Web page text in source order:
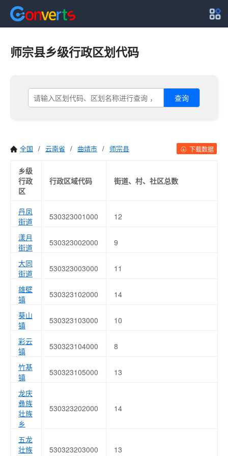
师宗县乡级行政区划代码
查询
全国 / 云南省 / 曲靖市 / 师宗县 下载数据
乡级
行政
区
行政区域代码 街道、村、社区总数
丹凤
街道
530323001000 12
漾月
街道
530323002000 9
大同
街道
530323003000 11
雄壁
镇
530323102000 14
葵山
镇
530323103000 10
彩云
镇
530323104000 8
竹基
镇
530323105000 13
龙庆
彝族
壮族
乡
530323202000 14
五龙
壮族
530323203000 13